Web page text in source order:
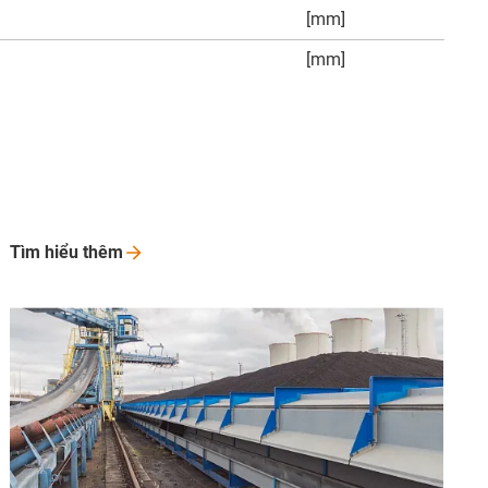
[mm]
[mm]
Tìm hiểu thêm